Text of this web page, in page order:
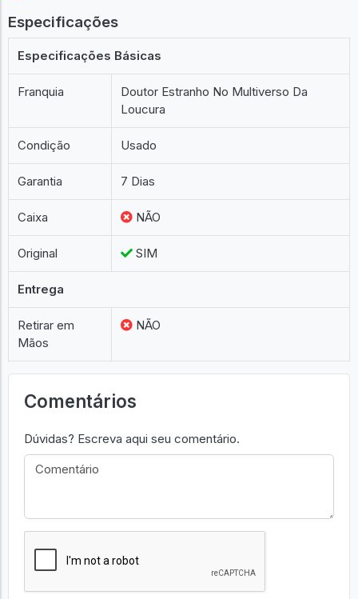
Especificações
Especificações Básicas
Franquia
Doutor Estranho No Multiverso Da
Loucura
Condição Usado
Garantia 7 Dias
Caixa NÃO
Original SIM
Entrega
Retirar em
Mãos
NÃO
Comentários
Dúvidas? Escreva aqui seu comentário.